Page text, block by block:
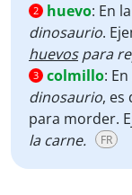
2 huevo: En
dinosaurio.
huevospara
3 colmillo:
dinosaurio, es
para morder.
la carne.
FR